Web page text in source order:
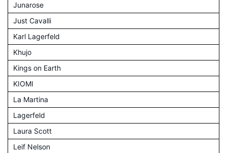
Junarose
Just Cavalli
Karl Lagerfeld
Khujo
Kings on Earth
KIOMI
La Martina
Lagerfeld
Laura Scott
Leif Nelson